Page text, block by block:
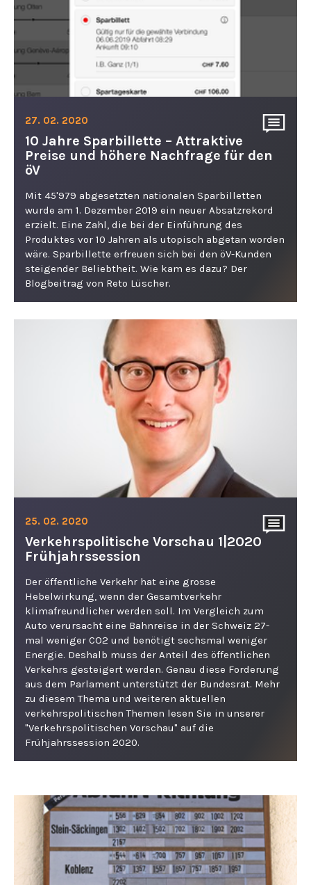
27. 02. 2020
10 Jahre Sparbillette – Attraktive
Preise und höhere Nachfrage für den
öV
Mit 45'979 abgesetzten nationalen Sparbilletten
wurde am 1. Dezember 2019 ein neuer Absatzrekord
erzielt. Eine Zahl, die bei der Einführung des
Produktes vor 10 Jahren als utopisch abgetan worden
wäre. Sparbillette erfreuen sich bei den öV-Kunden
steigender Beliebtheit. Wie kam es dazu? Der
Blogbeitrag von Reto Lüscher.
25. 02. 2020
Verkehrspolitische Vorschau 1|2020
Frühjahrssession
Der öffentliche Verkehr hat eine grosse
Hebelwirkung, wenn der Gesamtverkehr
klimafreundlicher werden soll. Im Vergleich zum
Auto verursacht eine Bahnreise in der Schweiz 27-
mal weniger CO2 und benötigt sechsmal weniger
Energie. Deshalb muss der Anteil des öffentlichen
Verkehrs gesteigert werden. Genau diese Forderung
aus dem Parlament unterstützt der Bundesrat. Mehr
zu diesem Thema und weiteren aktuellen
verkehrspolitischen Themen lesen Sie in unserer
"Verkehrspolitischen Vorschau" auf die
Frühjahrssession 2020.